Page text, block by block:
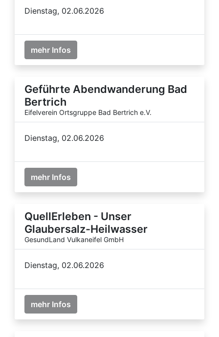
Dienstag, 02.06.2026
mehr Infos
Geführte Abendwanderung Bad
Bertrich
Eifelverein Ortsgruppe Bad Bertrich e.V.
Dienstag, 02.06.2026
mehr Infos
QuellErleben - Unser
Glaubersalz-Heilwasser
GesundLand Vulkaneifel GmbH
Dienstag, 02.06.2026
mehr Infos